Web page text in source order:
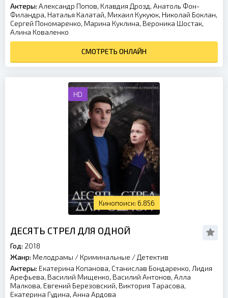
Актеры: Александр Попов, Клавдия Дрозд, Анатоль Фон-
Филандра, Наталья Калатай, Михаил Кукуюк, Николай Боклан,
Сергей Пономаренко, Марина Куклина, Вероника Шостак,
Алина Коваленко
СМОТРЕТЬ ОНЛАЙН
HD
6.856
ДЕСЯТЬ СТРЕЛ ДЛЯ ОДНОЙ
Год: 2018
Жанр: Мелодрамы / Криминальные / Детектив
Актеры: Екатерина Копанова, Станислав Бондаренко, Лидия
Арефьева, Василий Мищенко, Василий Антонов, Алла
Малкова, Евгений Березовский, Виктория Тарасова,
Екатерина Гудина, Анна Ардова